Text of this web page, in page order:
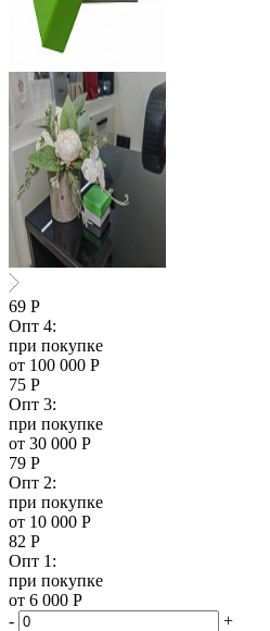
69 Р
Опт 4:
при покупке
от 100 000 Р
75 Р
Опт 3:
при покупке
от 30 000 Р
79 Р
Опт 2:
при покупке
от 10 000 Р
82 Р
Опт 1:
при покупке
от 6 000 Р
-
+